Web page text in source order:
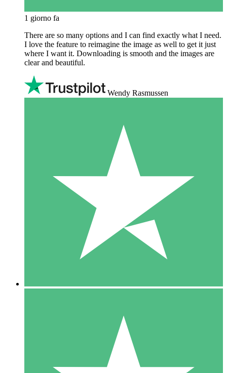
1 giorno fa
There are so many options and I can find exactly what I need.
I love the feature to reimagine the image as well to get it just
where I want it. Downloading is smooth and the images are
clear and beautiful.
Wendy Rasmussen